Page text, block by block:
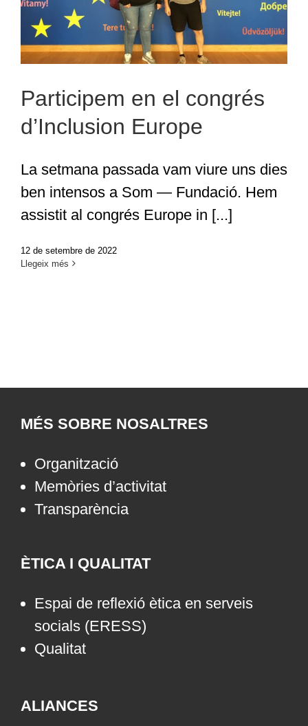
Participem en el congrés
d’Inclusion Europe
La setmana passada vam viure uns dies
ben intensos a Som — Fundació. Hem
assistit al congrés Europe in [...]
12 de setembre de 2022
Llegeix més
MÉS SOBRE NOSALTRES
Organització
Memòries d’activitat
Transparència
ÈTICA I QUALITAT
Espai de reflexió ètica en serveis
socials (ERESS)
Qualitat
ALIANCES